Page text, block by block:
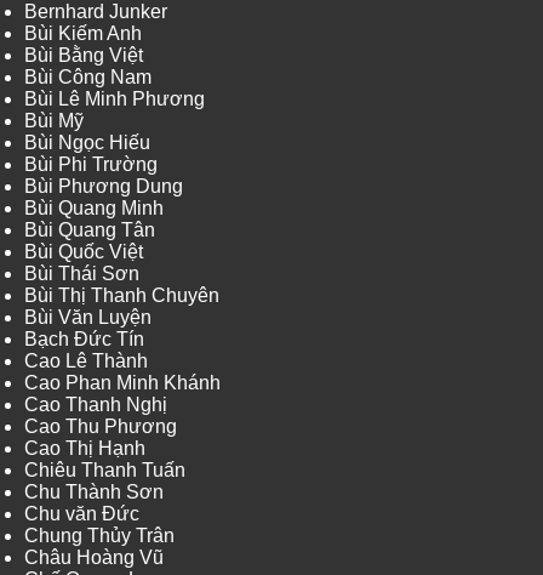
Bernhard Junker
Bùi Kiếm Anh
Bùi Bằng Việt
Bùi Công Nam
Bùi Lê Minh Phương
Bùi Mỹ
Bùi Ngọc Hiếu
Bùi Phi Trường
Bùi Phương Dung
Bùi Quang Minh
Bùi Quang Tân
Bùi Quốc Việt
Bùi Thái Sơn
Bùi Thị Thanh Chuyên
Bùi Văn Luyện
Bạch Đức Tín
Cao Lê Thành
Cao Phan Minh Khánh
Cao Thanh Nghị
Cao Thu Phương
Cao Thị Hạnh
Chiêu Thanh Tuấn
Chu Thành Sơn
Chu văn Đức
Chung Thủy Trân
Châu Hoàng Vũ